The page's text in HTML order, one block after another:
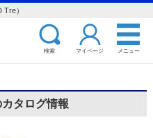
）
検索 マイページ メニュー
タログ情報